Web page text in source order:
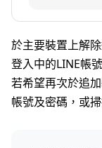
於主要裝置上解
登入中的LINE帳
若希望再次於追
帳號及密碼，或